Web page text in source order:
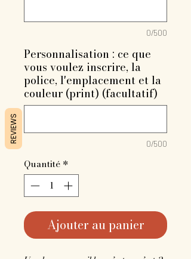
0/500
Personnalisation : ce que
vous voulez inscrire, la
police, l'emplacement et la
couleur (print) (facultatif)
0/500
Quantité *
Ajouter au panier
REVIEWS